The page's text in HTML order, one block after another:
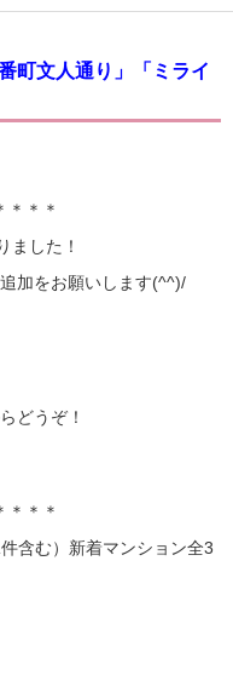
町文人通り」「ミライ
＊＊＊
ました！
加をお願いします(^^)/
どうぞ！
＊＊＊
含む） 新着マンション全3